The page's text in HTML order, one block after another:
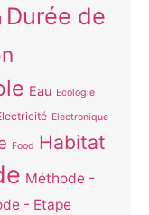
Durée de
Eau Ecologie
Electronique
Food Habitat
Méthode -
- Etape